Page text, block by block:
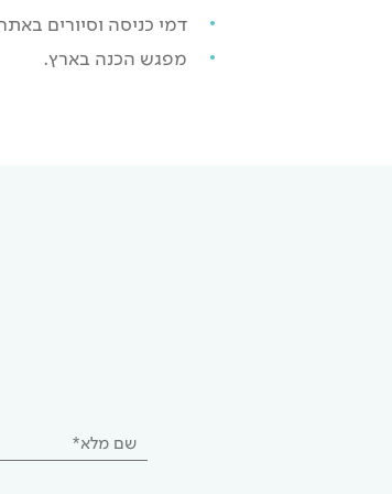
דמי כניסה וסיורים
מפגש הכנה בארץ.
שם מלא*